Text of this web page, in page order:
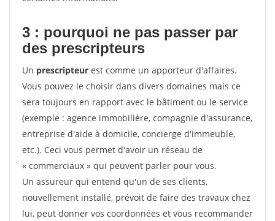
3 : pourquoi ne pas passer par
des prescripteurs
Un prescripteur est comme un apporteur d'affaires.
Vous pouvez le choisir dans divers domaines mais ce
sera toujours en rapport avec le bâtiment ou le service
(exemple : agence immobilière, compagnie d'assurance,
entreprise d'aide à domicile, concierge d'immeuble,
etc.). Ceci vous permet d'avoir un réseau de
« commerciaux » qui peuvent parler pour vous.
Un assureur qui entend qu'un de ses clients,
nouvellement installé, prévoit de faire des travaux chez
lui, peut donner vos coordonnées et vous recommander